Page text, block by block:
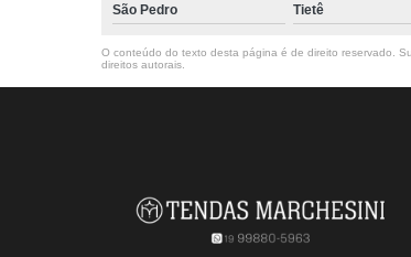
São Pedro Tietê
O conteúdo do texto desta página é de direito reservado.
direitos autorais